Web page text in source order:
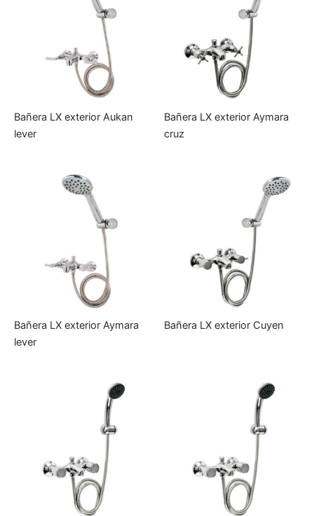
Bañera LX exterior Aukan
lever
Bañera LX exterior Aymara
cruz
Bañera LX exterior Aymara
lever
Bañera LX exterior Cuyen